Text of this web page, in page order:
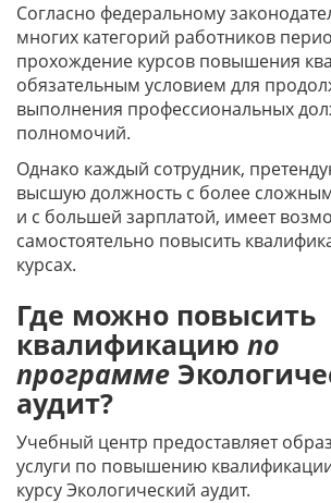
Согласно федеральному
многих категорий работников
прохождение курсов повышения
обязательным условием для
выполнения профессиональных
полномочий.
Однако каждый сотрудник,
высшую должность с более
и с большей зарплатой, имеет
самостоятельно повысить
курсах.
Где можно повысить
квалификацию по
программе
аудит?
Учебный центр предоставляет
услуги по повышению
курсу Экологический аудит.